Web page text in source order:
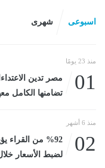
اسبوعى شهرى
منذ 23 يومًا
01
مصر تدين
تضامنها الكامل
منذ 6 أشهر
02
%92 من
لضبط الأسعار